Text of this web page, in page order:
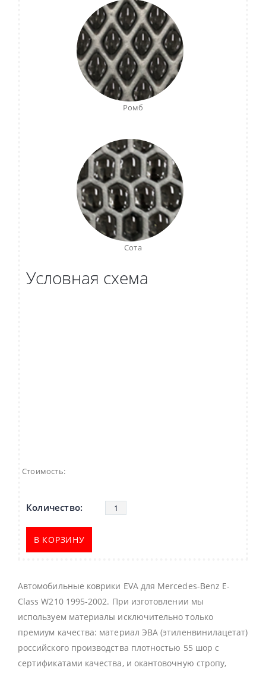
Ромб
Сота
Условная схема
Стоимость:
В КОРЗИНУ
Автомобильные коврики EVA для Mercedes-Benz E-
Class W210 1995-2002. При изготовлении мы
используем материалы исключительно только
премиум качества: материал ЭВА (этиленвинилацетат)
российского производства плотностью 55 шор с
сертификатами качества, и окантовочную стропу,